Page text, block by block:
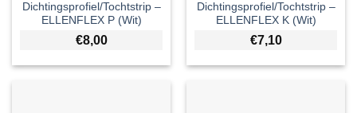
Dichtingsprofiel/Tochtstrip –
ELLENFLEX P (Wit)
€8,00
Dichtingsprofiel/Tochtstrip –
ELLENFLEX K (Wit)
€7,10